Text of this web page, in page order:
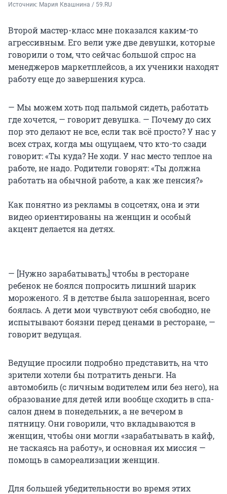
Источник: Мария Квашнина / 59.RU
Второй мастер-класс мне показался каким-то
агрессивным. Его вели уже две девушки, которые
говорили о том, что сейчас большой спрос на
менеджеров маркетплейсов, а их ученики находят
работу еще до завершения курса.
— Мы можем хоть под пальмой сидеть, работать
где хочется, — говорит девушка. — Почему до сих
пор это делают не все, если так всё просто? У нас у
всех страх, когда мы ощущаем, что кто-то сзади
говорит: «Ты куда? Не ходи. У нас место теплое на
работе, не надо. Родители говорят: «Ты должна
работать на обычной работе, а как же пенсия?»
Как понятно из рекламы в соцсетях, она и эти
видео ориентированы на женщин и особый
акцент делается на детях.
— [Нужно зарабатывать,] чтобы в ресторане
ребенок не боялся попросить лишний шарик
мороженого. Я в детстве была зашоренная, всего
боялась. А дети мои чувствуют себя свободно, не
испытывают боязни перед ценами в ресторане, —
говорит ведущая.
Ведущие просили подробно представить, на что
зрители хотели бы потратить деньги. На
автомобиль (с личным водителем или без него), на
образование для детей или вообще сходить в спа-
салон днем в понедельник, а не вечером в
пятницу. Они говорили, что вкладываются в
женщин, чтобы они могли «зарабатывать в кайф,
не таскаясь на работу», и основная их миссия —
помощь в самореализации женщин.
Для большей убедительности во время этих